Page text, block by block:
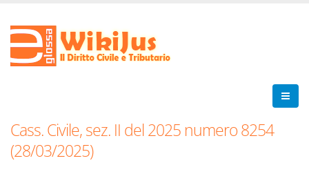
Cass. Civile, sez. II del 2025 numero 8254
(28/03/2025)